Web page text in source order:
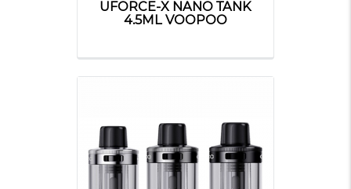
UFORCE-X NANO TANK
4.5ML VOOPOO